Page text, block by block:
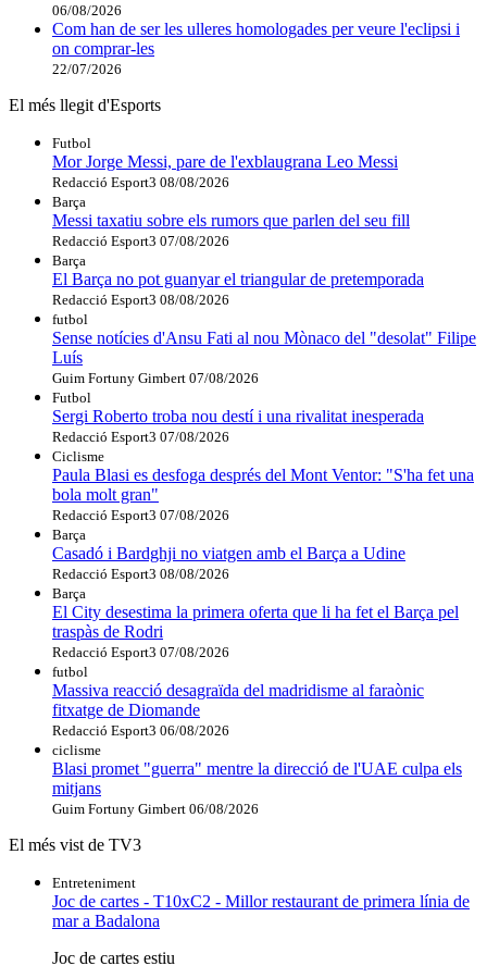
06/08/2026
Com han de ser les ulleres homologades per veure l'eclipsi i
on comprar-les
22/07/2026
El més llegit d'Esports
Futbol
Mor Jorge Messi, pare de l'exblaugrana Leo Messi
Redacció Esport3 08/08/2026
Barça
Messi taxatiu sobre els rumors que parlen del seu fill
Redacció Esport3 07/08/2026
Barça
El Barça no pot guanyar el triangular de pretemporada
Redacció Esport3 08/08/2026
futbol
Sense notícies d'Ansu Fati al nou Mònaco del "desolat" Filipe
Luís
Guim Fortuny Gimbert 07/08/2026
Futbol
Sergi Roberto troba nou destí i una rivalitat inesperada
Redacció Esport3 07/08/2026
Ciclisme
Paula Blasi es desfoga després del Mont Ventor: "S'ha fet una
bola molt gran"
Redacció Esport3 07/08/2026
Barça
Casadó i Bardghji no viatgen amb el Barça a Udine
Redacció Esport3 08/08/2026
Barça
El City desestima la primera oferta que li ha fet el Barça pel
traspàs de Rodri
Redacció Esport3 07/08/2026
futbol
Massiva reacció desagraïda del madridisme al faraònic
fitxatge de Diomande
Redacció Esport3 06/08/2026
ciclisme
Blasi promet "guerra" mentre la direcció de l'UAE culpa els
mitjans
Guim Fortuny Gimbert 06/08/2026
El més vist de TV3
Entreteniment
Joc de cartes - T10xC2 - Millor restaurant de primera línia de
mar a Badalona
Joc de cartes estiu